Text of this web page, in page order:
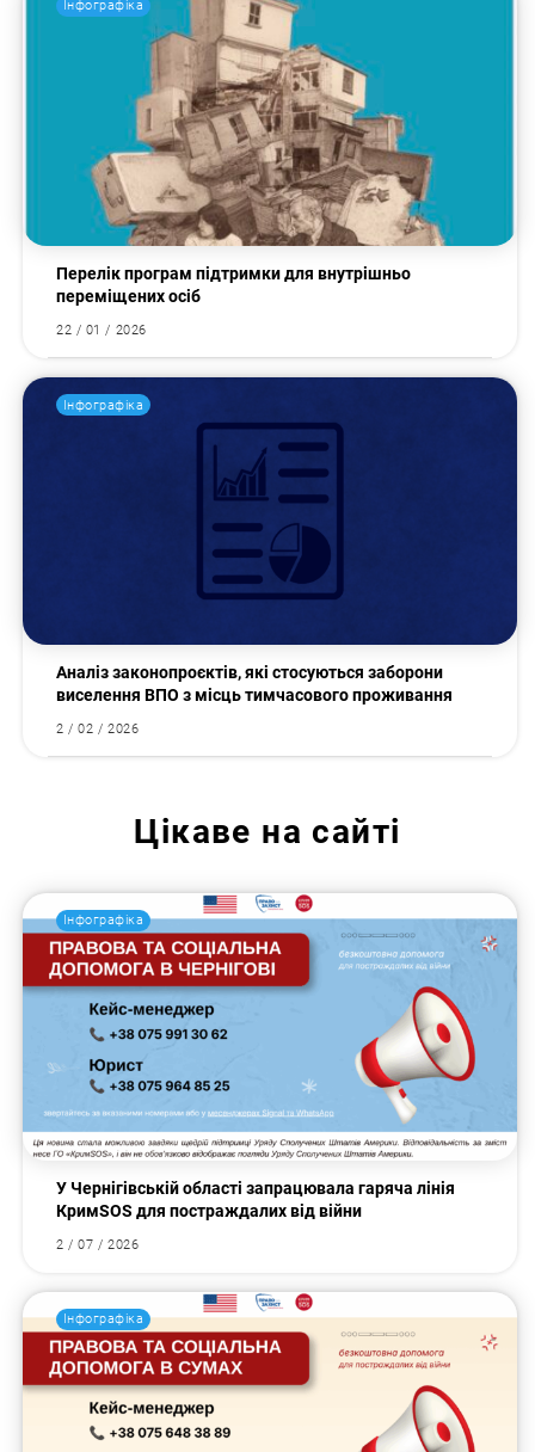
Інфографіка
Перелік програм підтримки для внутрішньо
переміщених осіб
22 / 01 / 2026
Інфографіка
Аналіз законопроєктів, які стосуються заборони
виселення ВПО з місць тимчасового проживання
2 / 02 / 2026
Цікаве на сайті
Інфографіка
У Чернігівській області запрацювала гаряча лінія
КримSOS для постраждалих від війни
2 / 07 / 2026
Інфографіка